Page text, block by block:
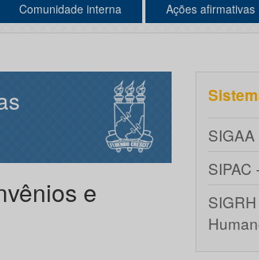
Comunidade interna Ações afirmativas
e
SIPAC